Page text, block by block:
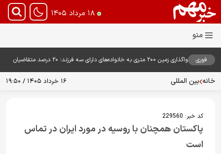
۱۸ مرداد ۱۴۰۵
فوری
واگذاری زمین ۲۰۰ متری به خانواده‌های دارای سه فرزند؛ ۲۰ درصد متقاضیان
خانه بین المللی ۱۶ خرداد ۱۴۰۵ / ۱۹:۵۰
کد خبر: 229560
پاکستان همچنان با روسیه در مورد ایران در تماس
است